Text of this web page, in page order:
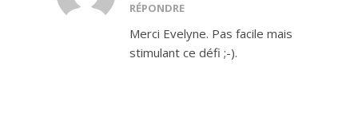
RÉPONDRE
Merci Evelyne. Pas facile mais
stimulant ce défi ;-).